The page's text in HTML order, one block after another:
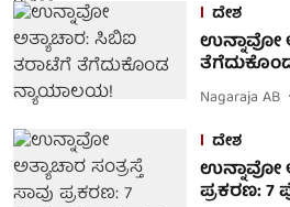
ದೇಶ
ಉನ್ನಾವೋ
Nagaraja AB
ದೇಶ
ಉನ್ನಾವೋ
ಪ್ರಕರಣ: